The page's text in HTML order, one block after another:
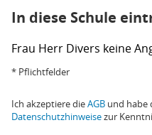
In diese Schule
Frau Herr Divers keine
* Pflichtfelder
Ich akzeptiere dieAGB und habe
Datenschutzhinweisezur